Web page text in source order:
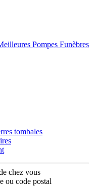
Pompes Funèbres
tombales
chez vous
ou code postal